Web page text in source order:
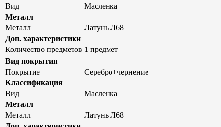
Вид
Масленка
Металл
Металл
Латунь Л68
Доп. характеристики
Количество предметов 1 предмет
Вид покрытия
Покрытие
Серебро+чернение
Классификация
Вид
Масленка
Металл
Металл
Латунь Л68